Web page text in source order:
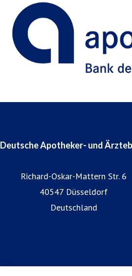
Deutsche Apotheker- und
Richard-Oskar-Mattern Str. 6
40547 Düsseldorf
Deutschland